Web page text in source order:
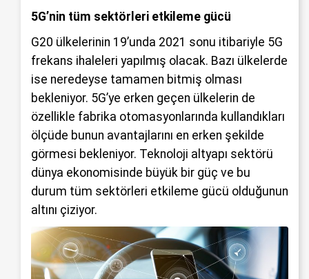
5G’nin tüm sektörleri etkileme gücü
G20 ülkelerinin 19’unda 2021 sonu itibariyle 5G
frekans ihaleleri yapılmış olacak. Bazı ülkelerde
ise neredeyse tamamen bitmiş olması
bekleniyor. 5G’ye erken geçen ülkelerin de
özellikle fabrika otomasyonlarında kullandıkları
ölçüde bunun avantajlarını en erken şekilde
görmesi bekleniyor. Teknoloji altyapı sektörü
dünya ekonomisinde büyük bir güç ve bu
durum tüm sektörleri etkileme gücü olduğunun
altını çiziyor.